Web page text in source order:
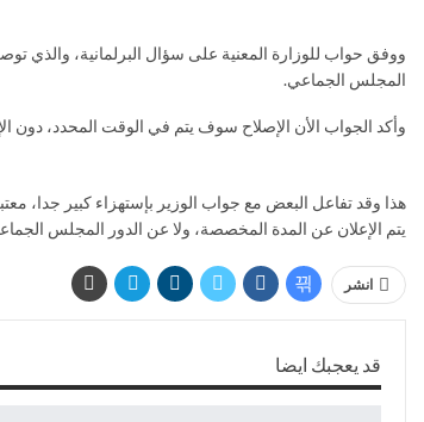
ووفق حواب للوزارة المعنية على سؤال البرلمانية، والذي
المجلس الجماعي.
وأكد الجواب الأن الإصلاح سوف يتم في الوقت المحدد،
هذا وقد تفاعل البعض مع جواب الوزير بإستهزاء كبير جدا،
يتم الإعلان عن المدة المخصصة، ولا عن الدور المجلس
انشر
قد يعجبك ايضا